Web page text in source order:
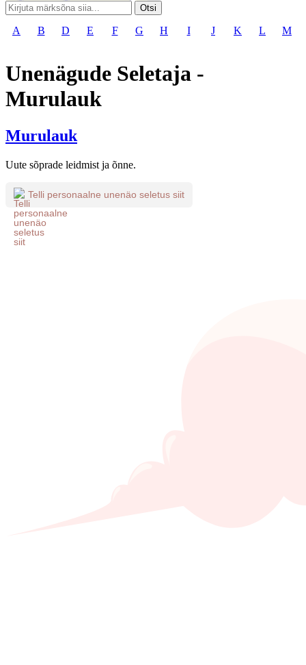
Otsi
A B D E F G H I J K L M
Unenägude Seletaja -
Murulauk
Murulauk
Uute sõprade leidmist ja õnne.
Telli personaalne unenäo seletus siit